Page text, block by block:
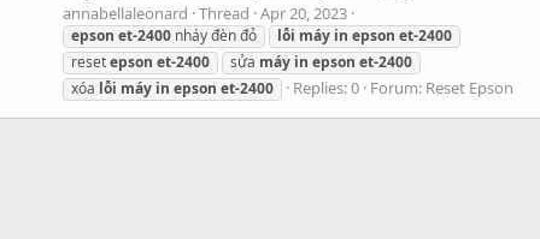
annabellaleonard Thread Apr 20, 2023
epson et-2400 nháy đèn đỏ lỗi máy in epson et-2400
resetepson et-2400 sửa máy in epson et-2400
xóa lỗi máy in epson et-2400 Replies: 0 Forum: Reset Epson